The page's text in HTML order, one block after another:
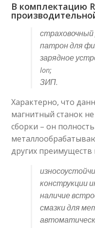
В комплектацию
страховочный
патрон для
зарядное
Ion;
ЗИП.
Характерно, что
магнитный станок
сборки – он
других преимуществ
конструкции
наличие
смазки для